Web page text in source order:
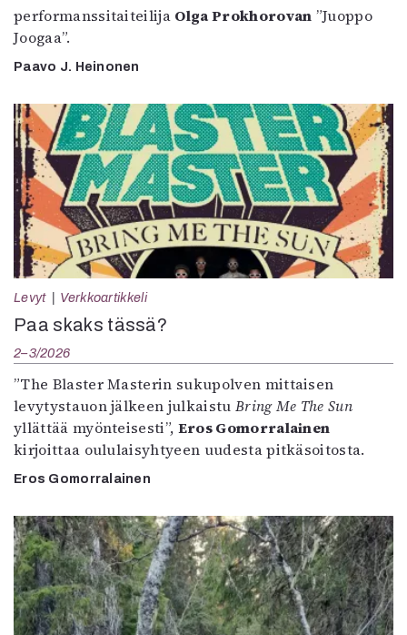
performanssitaiteilija Olga Prokhorovan ”Juoppo
Joogaa”.
Paavo J. Heinonen
Levyt Verkkoartikkeli
Paa skaks tässä?
2–3/2026
”The Blaster Masterin sukupolven mittaisen
levytystauon jälkeen julkaistu Bring Me The Sun
yllättää myönteisesti”, Eros Gomorralainen
kirjoittaa oululaisyhtyeen uudesta pitkäsoitosta.
Eros Gomorralainen